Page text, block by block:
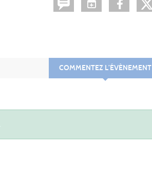
COMMENTEZ L’ÉVÈNEMENT